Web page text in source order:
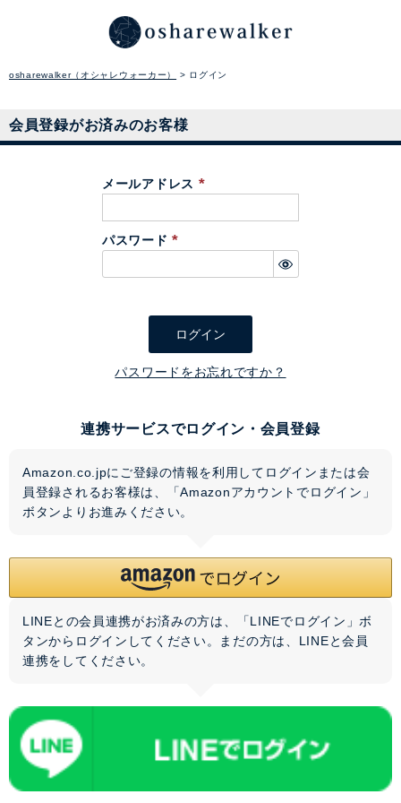
osharewalker（オシャレウォーカー） ログイン
会員登録がお済みのお客様
メールアドレス
必
パスワード
必
ログイン
パスワードをお忘れですか？
連携サービスでログイン・会員登録
Amazon.co.jpにご登録の情報を利用してログインまたは会
員登録されるお客様は、「Amazonアカウントでログイン」
ボタンよりお進みください。
LINEとの会員連携がお済みの方は、「LINEでログイン」ボ
タンからログインしてください。まだの方は、 LINEと会員
連携をしてください。